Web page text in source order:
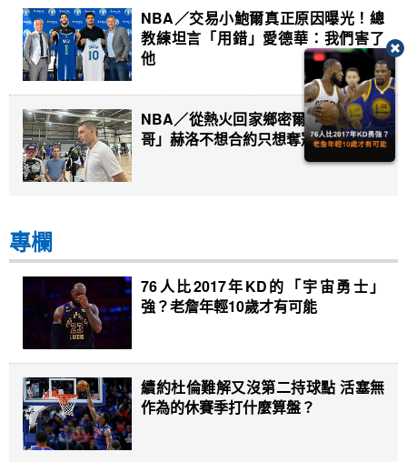
NBA／交易小鮑爾真正原因曝光！總
教練坦言「用錯」愛德華：我們害了
他
NBA／從熱火回家鄉密爾瓦基 「英雄
哥」赫洛不想合約只想奪冠
專欄
76人比2017年KD的「宇宙勇士」
強？老詹年輕10歲才有可能
續約杜倫難解又沒第二持球點 活塞無
作為的休賽季打什麼算盤？